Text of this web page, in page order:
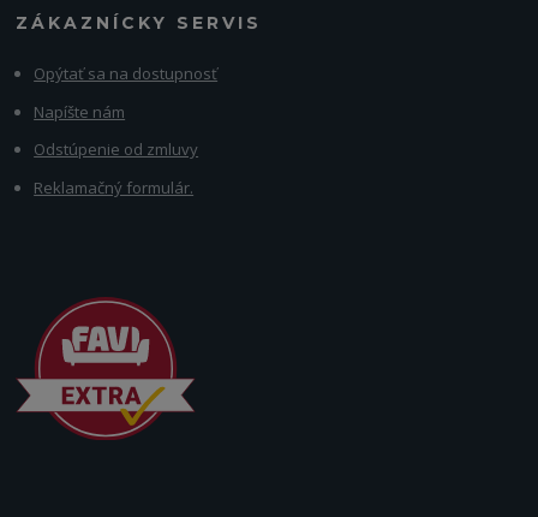
ZÁKAZNÍCKY SERVIS
Opýtať sa na dostupnosť
Napíšte nám
Odstúpenie od zmluvy
Reklamačný formulár.